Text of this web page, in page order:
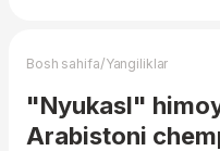
Bosh sahifa/Yangiliklar
"Nyukasl"
Arabistoni